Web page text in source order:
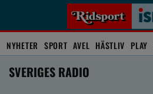
NYHETER SPORT AVEL HÄSTLIV PLAY
SVERIGES RADIO